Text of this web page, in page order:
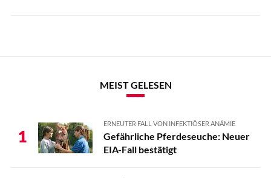
MEIST GELESEN
1
ERNEUTER FALL VON INFEKTIÖSER ANÄMIE
Gefährliche Pferdeseuche: Neuer
EIA-Fall bestätigt